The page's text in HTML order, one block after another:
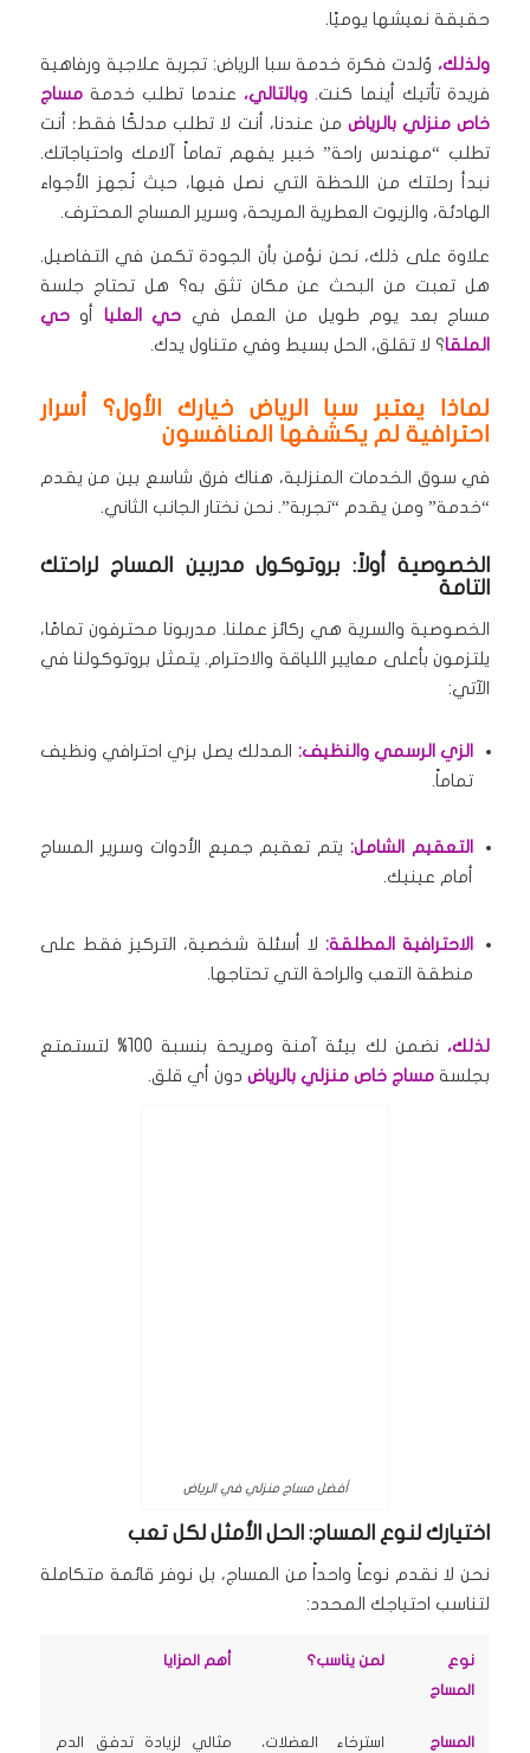
حقيقة نعيشها يوميًا.
ولذلك، وُلدت فكرة خدمة سبا الرياض: تجربة علاجية ورفاهية
فريدة تأتيك أينما كنت. وبالتالي، عندما تطلب خدمةمساج
خاص منزلي بالرياضمن عندنا، أنت لا تطلب مدلكًا فقط؛ أنت
تطلب “مهندس راحة” خبير يفهم تماماً آلامك واحتياجاتك.
نبدأ رحلتك من اللحظة التي نصل فيها، حيث نُجهز الأجواء
الهادئة، والزيوت العطرية المريحة، وسرير المساج المحترف.
علاوة على ذلك، نحن نؤمن بأن الجودة تكمن في التفاصيل.
هل تعبت من البحث عن مكان تثق به؟ هل تحتاج جلسة
مساج بعد يوم طويل من العمل في حي العليا أوحي
الملقا؟ لا تقلق، الحل بسيط وفي متناول يدك.
لماذا يعتبر سبا الرياض خيارك الأول؟ أسرار
احترافية لم يكشفها المنافسون
في سوق الخدمات المنزلية، هناك فرق شاسع بين من يقدم
“خدمة” ومن يقدم “تجربة”. نحن نختار الجانب الثاني.
الخصوصية أولاً: بروتوكول مدربين المساج لراحتك
التامة
الخصوصية والسرية هي ركائز عملنا. مدربونا محترفون تمامًا،
يلتزمون بأعلى معايير اللياقة والاحترام. يتمثل بروتوكولنا في
الآتي:
الزي الرسمي والنظيف: المدلك يصل بزي احترافي ونظيف
تماماً.
التعقيم الشامل:يتم تعقيم جميع الأدوات وسرير المساج
أمام عينيك.
الاحترافية المطلقة:لا أسئلة شخصية، التركيز فقط على
منطقة التعب والراحة التي تحتاجها.
لذلك،
نضمن لك بيئة آمنة ومريحة بنسبة 100% لتستمتع
بجلسة مساج خاص منزلي بالرياضدون أي قلق.
أفضل مساج منزلي في الرياض
اختيارك لنوع المساج: الحل الأمثل لكل تعب
نحن لا نقدم نوعاً واحداً من المساج، بل نوفر قائمة متكاملة
لتناسب احتياجك المحدد:
نوع
المساج
لمن يناسب؟ أهم المزايا
المساج
استرخاء العضلات،
مثالي لزيادة تدفق الدم